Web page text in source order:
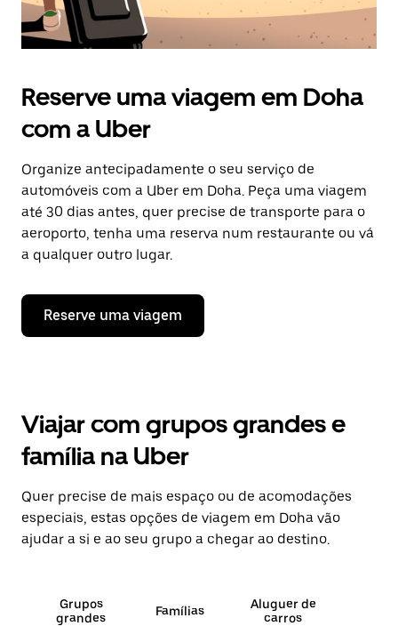
Reserve uma viagem em Doha
com a Uber
Organize antecipadamente o seu serviço de
automóveis com a Uber em Doha. Peça uma viagem
até 30 dias antes, quer precise de transporte para o
aeroporto, tenha uma reserva num restaurante ou vá
a qualquer outro lugar.
Reserve uma viagem
Viajar com grupos grandes e
família na Uber
Quer precise de mais espaço ou de acomodações
especiais, estas opções de viagem em Doha vão
ajudar a si e ao seu grupo a chegar ao destino.
Grupos
grandes
Famílias
Aluguer de
carros